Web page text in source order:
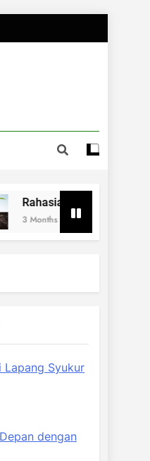
Merawat Pernikahan ala
Ago
Lapang Syukur
dengan